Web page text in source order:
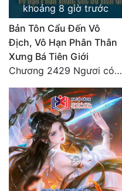
khoảng 8 giờ trước
Bản Tôn Cẩu Đến Vô
Địch, Vô Hạn Phân Thân
Xưng Bá Tiên Giới
Chương 2429 Ngươi có tuệ nhãn? Ta có...